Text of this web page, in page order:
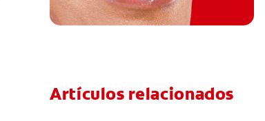
Artículos relacionados